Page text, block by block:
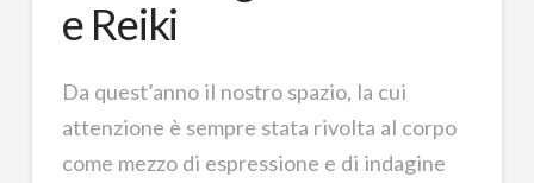
e Reiki
Da quest’anno il nostro spazio, la cui
attenzione è sempre stata rivolta al corpo
come mezzo di espressione e di indagine